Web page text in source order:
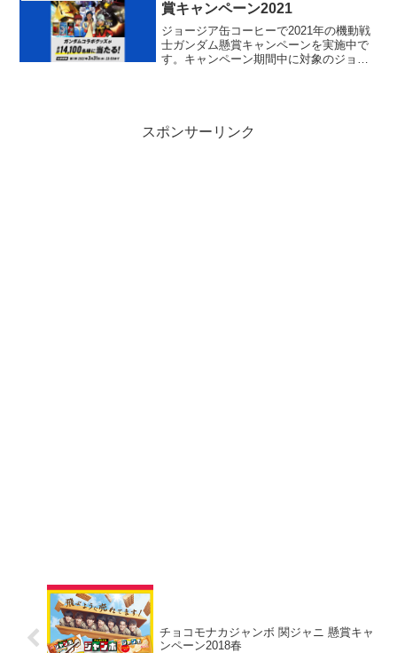
賞キャンペーン2021
ジョージア缶コーヒーで2021年の機動戦
士ガンダム懸賞キャンペーンを実施中で
す。キャンペーン期間中に対象のジョー
スポンサーリンク
チョコモナカジャンボ 関ジャニ 懸賞キャ
ンペーン2018春